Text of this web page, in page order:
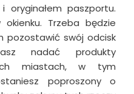
paszportu.
Trzeba będzie
pozostawić swój odcisk
nadać produkty
miastach, w tym
poproszony o